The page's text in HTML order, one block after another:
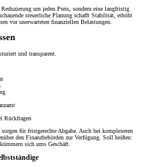
um jeden Preis, sondern eine langfristig
steuerliche Planung schafft Stabilität, erhöht
vor unerwarteten finanziellen Belastungen.
und transparent.
Rückfragen
für fristgerechte Abgabe. Auch bei komplexeren
den Finanzbehörden zur Verfügung. Soll heißen:
sich ums Geschäft.